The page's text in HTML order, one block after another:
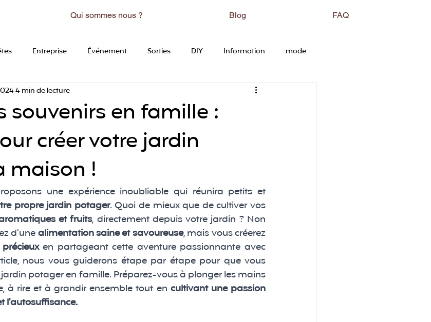
Qui sommes nous ? Blog FAQ
Entreprise Événement Sorties DIY Information mode
souvenirs en famille :
créer votre jardin
maison !
4 min de lecture
une expérience inoubliable qui réunira petits et
propre jardin potager. Quoi de mieux que de cultiver vos
et fruits, directement depuis votre jardin ? Non
d'une alimentation saine et savoureuse, mais vous créerez
en partageant cette aventure passionnante avec
nous vous guiderons étape par étape pour que vous
potager en famille. Préparez-vous à plonger les mains
à rire et à grandir ensemble tout en cultivant une passion
l'autosuffisance.